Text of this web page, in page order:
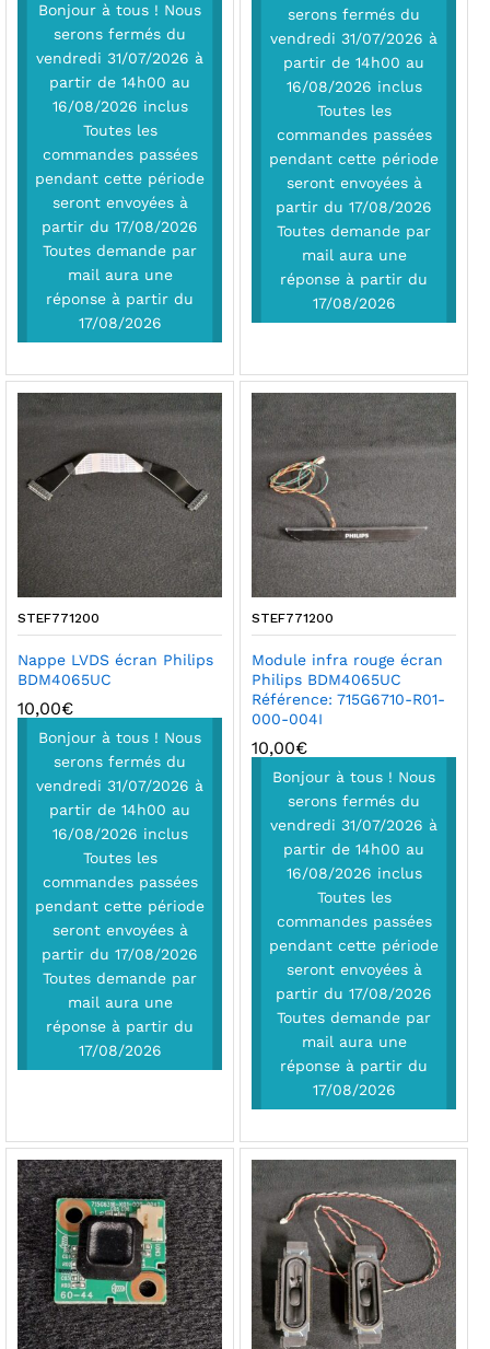
Bonjour à tous ! Nous
serons fermés du
vendredi 31/07/2026 à
partir de 14h00 au
16/08/2026 inclus
Toutes les
commandes passées
pendant cette période
seront envoyées à
partir du 17/08/2026
Toutes demande par
mail aura une
réponse à partir du
17/08/2026
serons fermés du
vendredi 31/07/2026 à
partir de 14h00 au
16/08/2026 inclus
Toutes les
commandes passées
pendant cette période
seront envoyées à
partir du 17/08/2026
Toutes demande par
mail aura une
réponse à partir du
17/08/2026
STEF771200
Nappe LVDS écran Philips
BDM4065UC
10,00€
Bonjour à tous ! Nous
serons fermés du
vendredi 31/07/2026 à
partir de 14h00 au
16/08/2026 inclus
Toutes les
commandes passées
pendant cette période
seront envoyées à
partir du 17/08/2026
Toutes demande par
mail aura une
réponse à partir du
17/08/2026
STEF771200
Module infra rouge écran
Philips BDM4065UC
Référence: 715G6710-R01-
000-004I
10,00€
Bonjour à tous ! Nous
serons fermés du
vendredi 31/07/2026 à
partir de 14h00 au
16/08/2026 inclus
Toutes les
commandes passées
pendant cette période
seront envoyées à
partir du 17/08/2026
Toutes demande par
mail aura une
réponse à partir du
17/08/2026